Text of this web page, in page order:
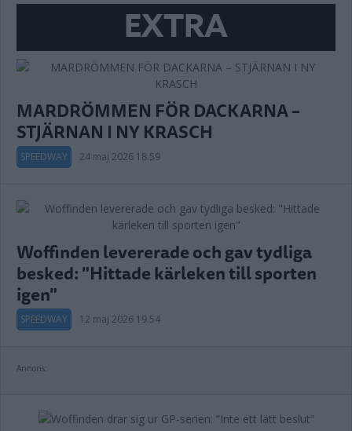
EXTRA
MARDRÖMMEN FÖR DACKARNA –
STJÄRNAN I NY KRASCH
SPEEDWAY 24 maj 2026 18.59
Woffinden levererade och gav tydliga
besked: "Hittade kärleken till sporten
igen"
SPEEDWAY 12 maj 2026 19.54
Annons: